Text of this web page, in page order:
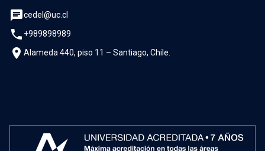
chatcedel@uc.cl
phone +989898989
location_on Alameda 440, piso 11 – Santiago, Chile.